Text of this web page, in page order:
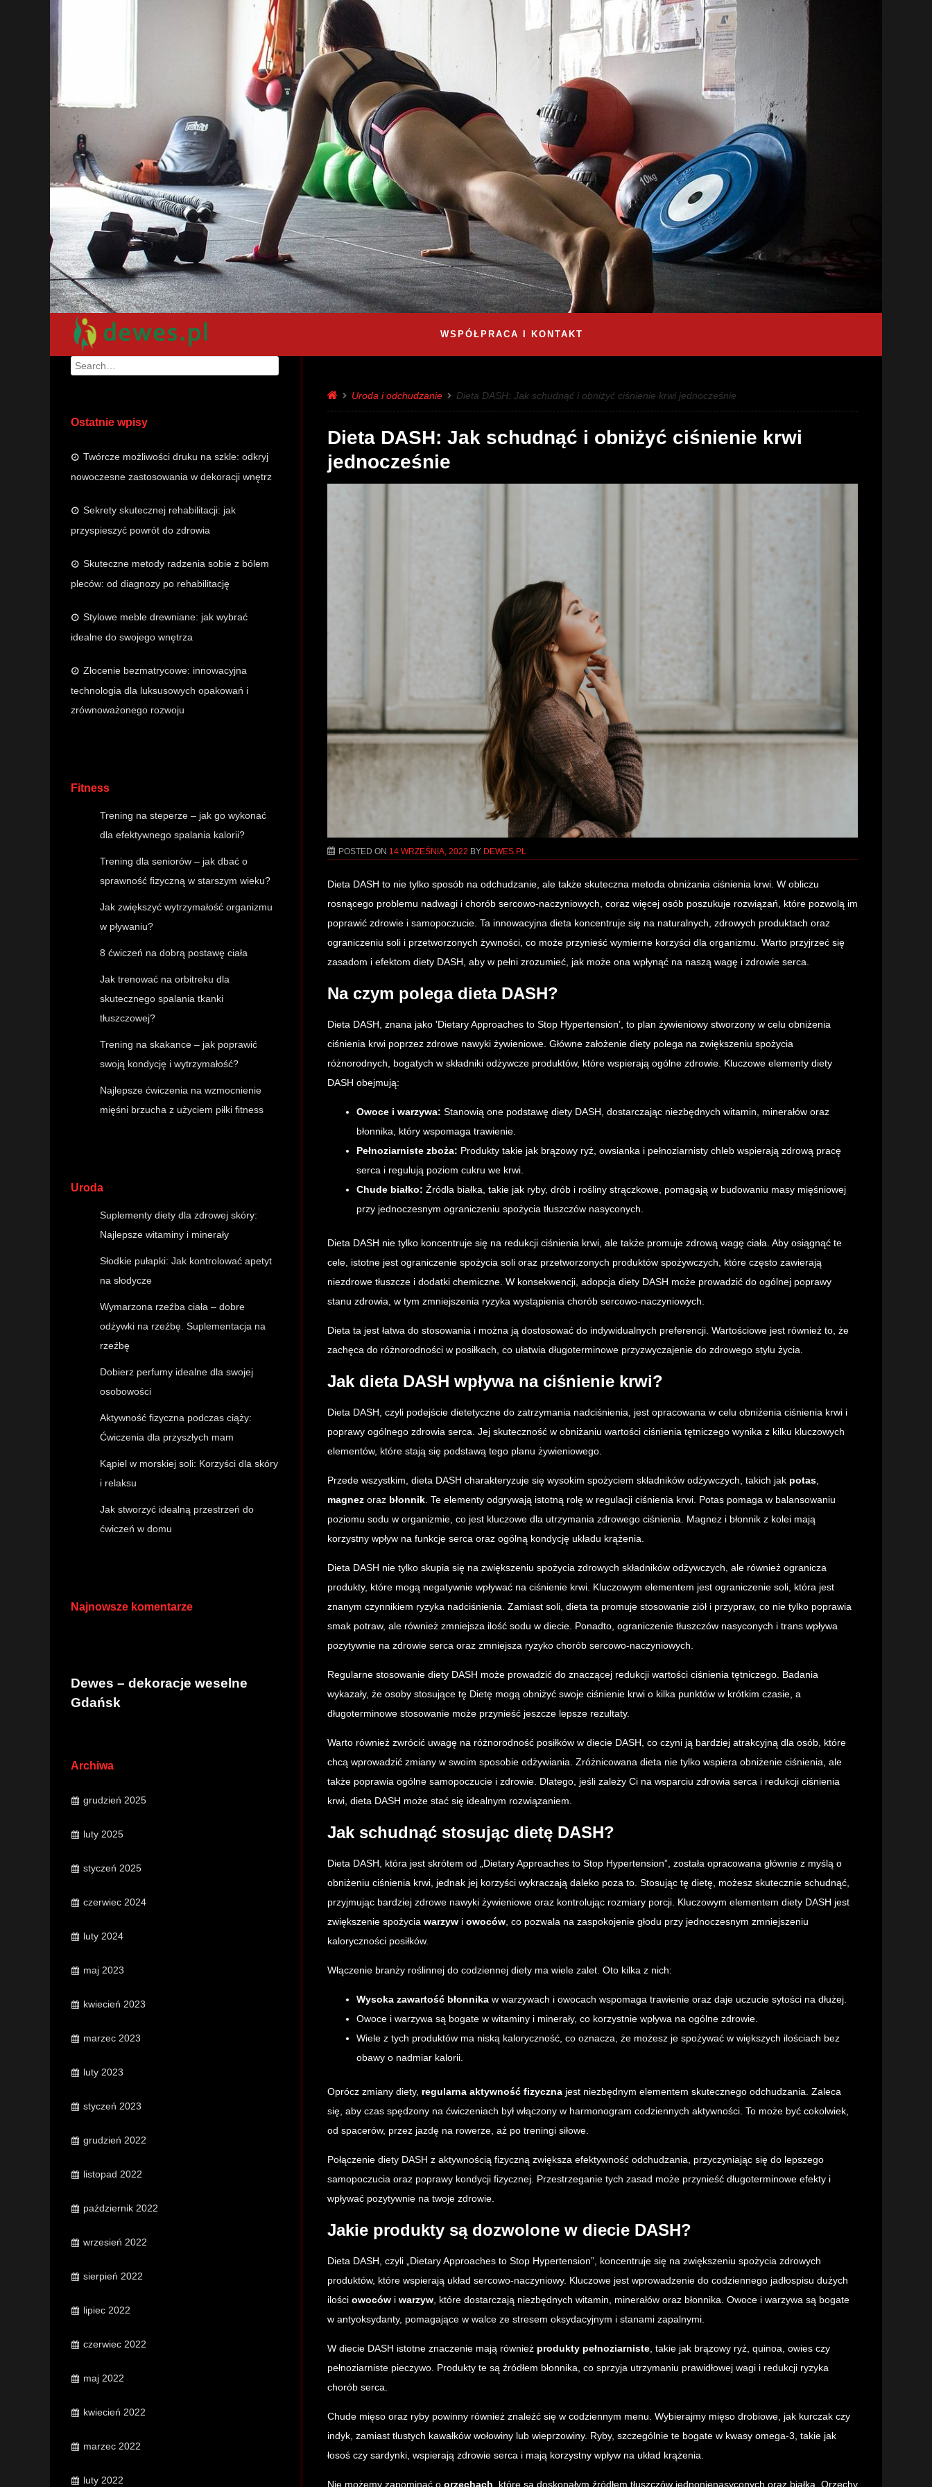
WSPÓŁPRACA I KONTAKT
Search
Ostatnie wpisy
Twórcze możliwości druku na szkle: odkryj
nowoczesne zastosowania w dekoracji wnętrz
Sekrety skutecznej rehabilitacji: jak
przyspieszyć powrót do zdrowia
Skuteczne metody radzenia sobie z bólem
pleców: od diagnozy po rehabilitację
Stylowe meble drewniane: jak wybrać
idealne do swojego wnętrza
Złocenie bezmatrycowe: innowacyjna
technologia dla luksusowych opakowań i
zrównoważonego rozwoju
Fitness
Trening na steperze – jak go wykonać
dla efektywnego spalania kalorii?
Trening dla seniorów – jak dbać o
sprawność fizyczną w starszym wieku?
Jak zwiększyć wytrzymałość organizmu
w pływaniu?
8 ćwiczeń na dobrą postawę ciała
Jak trenować na orbitreku dla
skutecznego spalania tkanki
tłuszczowej?
Trening na skakance – jak poprawić
swoją kondycję i wytrzymałość?
Najlepsze ćwiczenia na wzmocnienie
mięśni brzucha z użyciem piłki fitness
Uroda
Suplementy diety dla zdrowej skóry:
Najlepsze witaminy i minerały
Słodkie pułapki: Jak kontrolować apetyt
na słodycze
Wymarzona rzeźba ciała – dobre
odżywki na rzeźbę. Suplementacja na
rzeźbę
Dobierz perfumy idealne dla swojej
osobowości
Aktywność fizyczna podczas ciąży:
Ćwiczenia dla przyszłych mam
Kąpiel w morskiej soli: Korzyści dla skóry
i relaksu
Jak stworzyć idealną przestrzeń do
ćwiczeń w domu
Najnowsze komentarze
Dewes – dekoracje weselne
Gdańsk
Archiwa
grudzień 2025
luty 2025
styczeń 2025
czerwiec 2024
luty 2024
maj 2023
kwiecień 2023
marzec 2023
luty 2023
styczeń 2023
grudzień 2022
listopad 2022
październik 2022
wrzesień 2022
sierpień 2022
lipiec 2022
czerwiec 2022
maj 2022
kwiecień 2022
marzec 2022
luty 2022
Uroda i odchudzanie Dieta DASH: Jak schudnąć i obniżyć ciśnienie krwi jednocześnie
Dieta DASH: Jak schudnąć i obniżyć ciśnienie krwi
jednocześnie
POSTED ON 14 WRZEŚNIA, 2022 BY DEWES.PL
Dieta DASH to nie tylko sposób na odchudzanie, ale także skuteczna metoda obniżania ciśnienia krwi. W obliczu
rosnącego problemu nadwagi i chorób sercowo-naczyniowych, coraz więcej osób poszukuje rozwiązań, które pozwolą im
poprawić zdrowie i samopoczucie. Ta innowacyjna dieta koncentruje się na naturalnych, zdrowych produktach oraz
ograniczeniu soli i przetworzonych żywności, co może przynieść wymierne korzyści dla organizmu. Warto przyjrzeć się
zasadom i efektom diety DASH, aby w pełni zrozumieć, jak może ona wpłynąć na naszą wagę i zdrowie serca.
Na czym polega dieta DASH?
Dieta DASH, znana jako 'Dietary Approaches to Stop Hypertension’, to plan żywieniowy stworzony w celu obniżenia
ciśnienia krwi poprzez zdrowe nawyki żywieniowe. Główne założenie diety polega na zwiększeniu spożycia
różnorodnych, bogatych w składniki odżywcze produktów, które wspierają ogólne zdrowie. Kluczowe elementy diety
DASH obejmują:
Owoce i warzywa: Stanowią one podstawę diety DASH, dostarczając niezbędnych witamin, minerałów oraz
błonnika, który wspomaga trawienie.
Pełnoziarniste zboża: Produkty takie jak brązowy ryż, owsianka i pełnoziarnisty chleb wspierają zdrową pracę
serca i regulują poziom cukru we krwi.
Chude białko: Źródła białka, takie jak ryby, drób i rośliny strączkowe, pomagają w budowaniu masy mięśniowej
przy jednoczesnym ograniczeniu spożycia tłuszczów nasyconych.
Dieta DASH nie tylko koncentruje się na redukcji ciśnienia krwi, ale także promuje zdrową wagę ciała. Aby osiągnąć te
cele, istotne jest ograniczenie spożycia soli oraz przetworzonych produktów spożywczych, które często zawierają
niezdrowe tłuszcze i dodatki chemiczne. W konsekwencji, adopcja diety DASH może prowadzić do ogólnej poprawy
stanu zdrowia, w tym zmniejszenia ryzyka wystąpienia chorób sercowo-naczyniowych.
Dieta ta jest łatwa do stosowania i można ją dostosować do indywidualnych preferencji. Wartościowe jest również to, że
zachęca do różnorodności w posiłkach, co ułatwia długoterminowe przyzwyczajenie do zdrowego stylu życia.
Jak dieta DASH wpływa na ciśnienie krwi?
Dieta DASH, czyli podejście dietetyczne do zatrzymania nadciśnienia, jest opracowana w celu obniżenia ciśnienia krwi i
poprawy ogólnego zdrowia serca. Jej skuteczność w obniżaniu wartości ciśnienia tętniczego wynika z kilku kluczowych
elementów, które stają się podstawą tego planu żywieniowego.
Przede wszystkim, dieta DASH charakteryzuje się wysokim spożyciem składników odżywczych, takich jak potas
magnez oraz błonnik . Te elementy odgrywają istotną rolę w regulacji ciśnienia krwi. Potas pomaga w balansowaniu
poziomu sodu w organizmie, co jest kluczowe dla utrzymania zdrowego ciśnienia. Magnez i błonnik z kolei mają
korzystny wpływ na funkcje serca oraz ogólną kondycję układu krążenia.
Dieta DASH nie tylko skupia się na zwiększeniu spożycia zdrowych składników odżywczych, ale również ogranicza
produkty, które mogą negatywnie wpływać na ciśnienie krwi. Kluczowym elementem jest ograniczenie soli, która jest
znanym czynnikiem ryzyka nadciśnienia. Zamiast soli, dieta ta promuje stosowanie ziół i przypraw, co nie tylko poprawia
smak potraw, ale również zmniejsza ilość sodu w diecie. Ponadto, ograniczenie tłuszczów nasyconych i trans wpływa
pozytywnie na zdrowie serca oraz zmniejsza ryzyko chorób sercowo-naczyniowych.
Regularne stosowanie diety DASH może prowadzić do znaczącej redukcji wartości ciśnienia tętniczego. Badania
wykazały, że osoby stosujące tę Dietę mogą obniżyć swoje ciśnienie krwi o kilka punktów w krótkim czasie, a
długoterminowe stosowanie może przynieść jeszcze lepsze rezultaty.
Warto również zwrócić uwagę na różnorodność posiłków w diecie DASH, co czyni ją bardziej atrakcyjną dla osób, które
chcą wprowadzić zmiany w swoim sposobie odżywiania. Zróżnicowana dieta nie tylko wspiera obniżenie ciśnienia, ale
także poprawia ogólne samopoczucie i zdrowie. Dlatego, jeśli zależy Ci na wsparciu zdrowia serca i redukcji ciśnienia
krwi, dieta DASH może stać się idealnym rozwiązaniem.
Jak schudnąć stosując dietę DASH?
Dieta DASH, która jest skrótem od „Dietary Approaches to Stop Hypertension”, została opracowana głównie z myślą o
obniżeniu ciśnienia krwi, jednak jej korzyści wykraczają daleko poza to. Stosując tę dietę, możesz skutecznie schudnąć,
przyjmując bardziej zdrowe nawyki żywieniowe oraz kontrolując rozmiary porcji. Kluczowym elementem diety DASH jest
zwiększenie spożycia warzyw i owoców , co pozwala na zaspokojenie głodu przy jednoczesnym zmniejszeniu
kaloryczności posiłków.
Włączenie branży roślinnej do codziennej diety ma wiele zalet. Oto kilka z nich:
Wysoka zawartość błonnika w warzywach i owocach wspomaga trawienie oraz daje uczucie sytości na dłużej.
Owoce i warzywa są bogate w witaminy i minerały, co korzystnie wpływa na ogólne zdrowie.
Wiele z tych produktów ma niską kaloryczność, co oznacza, że możesz je spożywać w większych ilościach bez
obawy o nadmiar kalorii.
Oprócz zmiany diety, regularna aktywność fizyczna jest niezbędnym elementem skutecznego odchudzania. Zaleca
się, aby czas spędzony na ćwiczeniach był włączony w harmonogram codziennych aktywności. To może być cokolwiek,
od spacerów, przez jazdę na rowerze, aż po treningi siłowe.
Połączenie diety DASH z aktywnością fizyczną zwiększa efektywność odchudzania, przyczyniając się do lepszego
samopoczucia oraz poprawy kondycji fizycznej. Przestrzeganie tych zasad może przynieść długoterminowe efekty i
wpływać pozytywnie na twoje zdrowie.
Jakie produkty są dozwolone w diecie DASH?
Dieta DASH, czyli „Dietary Approaches to Stop Hypertension”, koncentruje się na zwiększeniu spożycia zdrowych
produktów, które wspierają układ sercowo-naczyniowy. Kluczowe jest wprowadzenie do codziennego jadłospisu dużych
ilości owoców i warzyw , które dostarczają niezbędnych witamin, minerałów oraz błonnika. Owoce i warzywa są bogate
w antyoksydanty, pomagające w walce ze stresem oksydacyjnym i stanami zapalnymi.
W diecie DASH istotne znaczenie mają również produkty pełnoziarniste , takie jak brązowy ryż, quinoa, owies czy
pełnoziarniste pieczywo. Produkty te są źródłem błonnika, co sprzyja utrzymaniu prawidłowej wagi i redukcji ryzyka
chorób serca.
Chude mięso oraz ryby powinny również znaleźć się w codziennym menu. Wybierajmy mięso drobiowe, jak kurczak czy
indyk, zamiast tłustych kawałków wołowiny lub wieprzowiny. Ryby, szczególnie te bogate w kwasy omega-3, takie jak
łosoś czy sardynki, wspierają zdrowie serca i mają korzystny wpływ na układ krążenia.
Nie możemy zapominać o orzechach , które są doskonałym źródłem tłuszczów jednonienasyconych oraz białka. Orzechy